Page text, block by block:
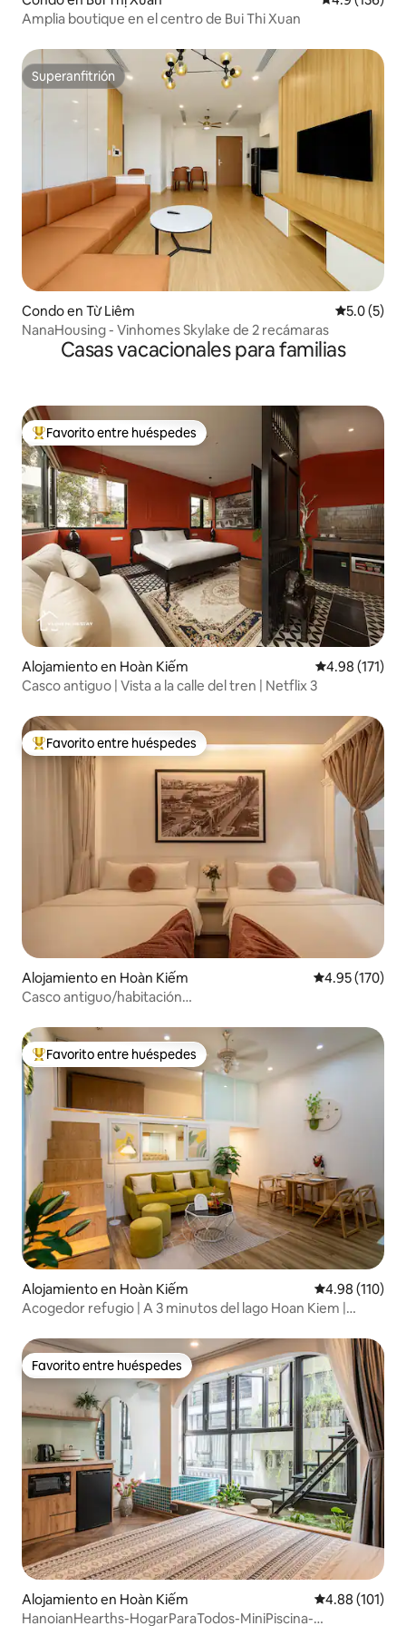
Amplia boutique en el centro de Bui Thi Xuan
Superanfitrión
Superanfitrión
Condo en Từ Liêm
5.0 (5)
NanaHousing - Vinhomes Skylake de 2 recámaras
Casas vacacionales para familias
Favorito entre huéspedes preferido
Favorito entre huéspedes
Alojamiento en Hoàn Kiếm Calificación
4.98 (171)
Casco antiguo | Vista a la calle del tren | Netflix 3
Favorito entre huéspedes preferido
Favorito entre huéspedes
Alojamiento en Hoàn Kiếm Calificación
4.95 (170)
Casco antiguo/habitación
Favorito entre huéspedes preferido
Favorito entre huéspedes
Alojamiento en Hoàn Kiếm Calificación
4.98 (110)
Acogedor refugio | A 3 minutos del lago Hoan Kiem |
Favorito entre huéspedes
Favorito entre huéspedes
Alojamiento en Hoàn Kiếm Calificación
4.88 (101)
HanoianHearths-HogarParaTodos-MiniPiscina-